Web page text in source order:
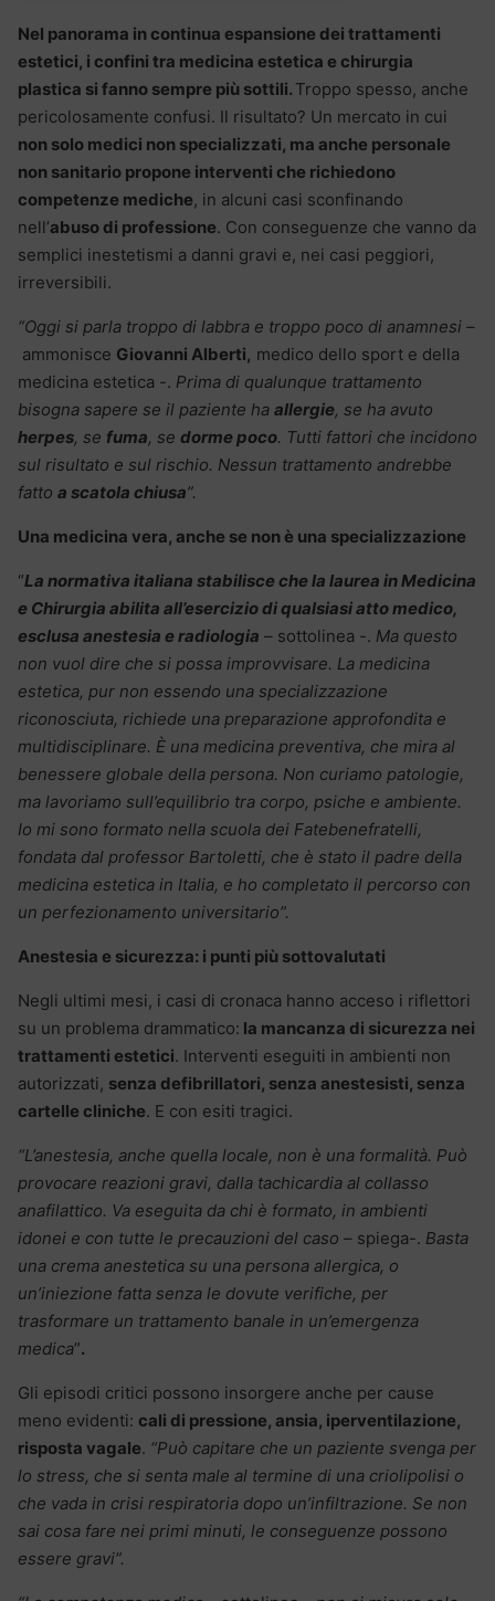
Nel panorama in continua espansione dei trattamenti
estetici, i confini tra medicina estetica e chirurgia
plastica si fanno sempre più sottili. Troppo spesso, anche
pericolosamente confusi. Il risultato? Un mercato in cui
non solo medici non specializzati, ma anche personale
non sanitario propone interventi che richiedono
competenze mediche, in alcuni casi sconfinando
nell’abuso di professione. Con conseguenze che vanno da
semplici inestetismi a danni gravi e, nei casi peggiori,
irreversibili.
“Oggi si parla troppo di labbra e troppo poco di anamnesi –
ammonisce Giovanni Alberti, medico dello sport e della
medicina estetica -. Prima di qualunque trattamento
bisogna sapere se il paziente ha allergie, se ha avuto
herpes, se fuma, se dorme poco. Tutti fattori che incidono
sul risultato e sul rischio. Nessun trattamento andrebbe
fatto a scatola chiusa”.
Una medicina vera, anche se non è una specializzazione
“La normativa italiana stabilisce che la laurea in Medicina
e Chirurgia abilita all’esercizio di qualsiasi atto medico,
esclusa anestesia e radiologia – sottolinea -. Ma questo
non vuol dire che si possa improvvisare. La medicina
estetica, pur non essendo una specializzazione
riconosciuta, richiede una preparazione approfondita e
multidisciplinare. È una medicina preventiva, che mira al
benessere globale della persona. Non curiamo patologie,
ma lavoriamo sull’equilibrio tra corpo, psiche e ambiente.
Io mi sono formato nella scuola dei Fatebenefratelli,
fondata dal professor Bartoletti, che è stato il padre della
medicina estetica in Italia, e ho completato il percorso con
un perfezionamento universitario”.
Anestesia e sicurezza: i punti più sottovalutati
Negli ultimi mesi, i casi di cronaca hanno acceso i riflettori
su un problema drammatico: la mancanza di sicurezza nei
trattamenti estetici. Interventi eseguiti in ambienti non
autorizzati, senza defibrillatori, senza anestesisti, senza
cartelle cliniche. E con esiti tragici.
“L’anestesia, anche quella locale, non è una formalità. Può
provocare reazioni gravi, dalla tachicardia al collasso
anafilattico. Va eseguita da chi è formato, in ambienti
idonei e con tutte le precauzioni del caso – spiega-. Basta
una crema anestetica su una persona allergica, o
un’iniezione fatta senza le dovute verifiche, per
trasformare un trattamento banale in un’emergenza
medica”.
Gli episodi critici possono insorgere anche per cause
meno evidenti: cali di pressione, ansia, iperventilazione,
risposta vagale. “Può capitare che un paziente svenga per
lo stress, che si senta male al termine di una criolipolisi o
che vada in crisi respiratoria dopo un’infiltrazione. Se non
sai cosa fare nei primi minuti, le conseguenze possono
essere gravi”.